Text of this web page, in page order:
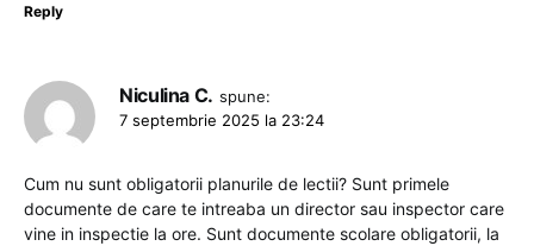
Reply
Niculina C. spune:
7 septembrie 2025 la 23:24
Cum nu sunt obligatorii planurile de lectii? Sunt primele
documente de care te intreaba un director sau inspector care
vine in inspectie la ore. Sunt documente scolare obligatorii, la